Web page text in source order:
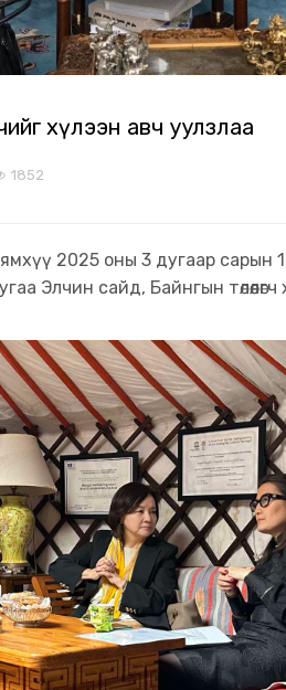
хүлээн авч уулзлаа
1852
2025 оны 3 дугаар
Элчин сайд, Байнгын